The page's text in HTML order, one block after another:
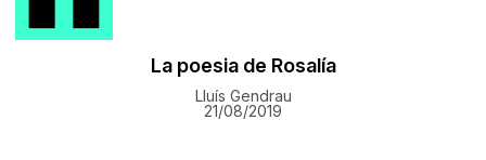
La poesia de Rosalía
Lluís Gendrau
21/08/2019